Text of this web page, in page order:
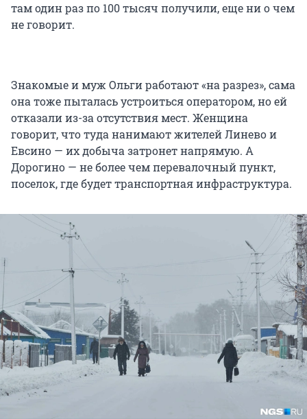
там один раз по 100 тысяч получили, еще ни о чем
не говорит.
Знакомые и муж Ольги работают «на разрез», сама
она тоже пыталась устроиться оператором, но ей
отказали из-за отсутствия мест. Женщина
говорит, что туда нанимают жителей Линево и
Евсино — их добыча затронет напрямую. А
Дорогино — не более чем перевалочный пункт,
поселок, где будет транспортная инфраструктура.